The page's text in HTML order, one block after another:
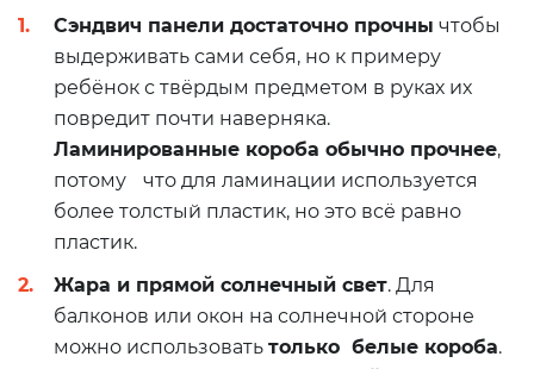
Сэндвич панели достаточно прочны чтобы
выдерживать сами себя, но к примеру
ребёнок с твёрдым предметом в руках их
повредит почти наверняка.
Ламинированные короба обычно прочнее,
потому что для ламинации используется
более толстый пластик, но это всё равно
пластик.
Жара и прямой солнечный свет. Для
балконов или окон на солнечной стороне
можно использовать только белые короба.